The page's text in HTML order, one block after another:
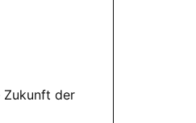
Zukunft der